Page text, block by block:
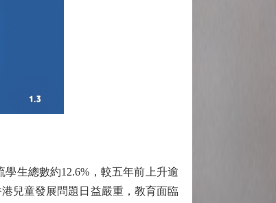
生總數約12.6%，較五年前上升逾
兒童發展問題日益嚴重，教育面臨